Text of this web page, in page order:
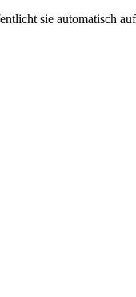
sie automatisch